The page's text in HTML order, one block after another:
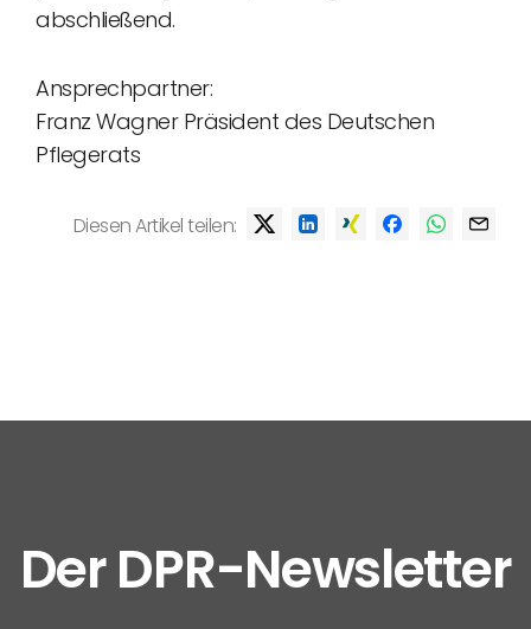
abschließend.
Ansprechpartner:
Franz Wagner Präsident des Deutschen
Pflegerats
Diesen Artikel teilen:
Der DPR-Newsletter